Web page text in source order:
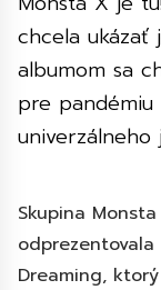
chcela ukázať
albumom sa
pre
univerzálneho
Skupina
Dreaming,